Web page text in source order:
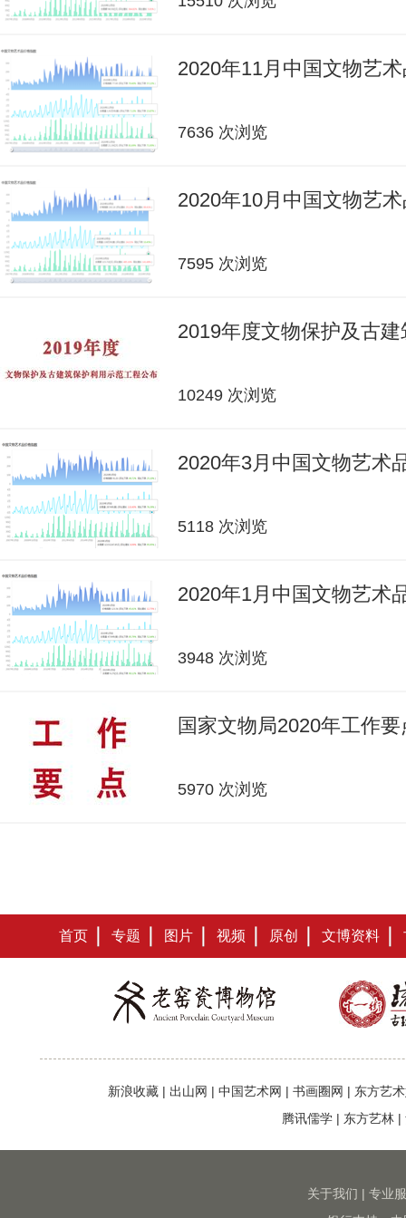
2020年11月中国文物艺
7636 次浏览
2020年10月中国文物艺
7595 次浏览
2019年度文物保护及古
10249 次浏览
2020年3月中国文物艺术
5118 次浏览
2020年1月中国文物艺术
3948 次浏览
国家文物局2020年工作要
5970 次浏览
首页 专题 图片 视频 原创 文博资料
新浪收藏 | 出山网 | 中国艺术网 | 书画圈网 | 东方艺
腾讯儒学 | 东方艺林 |
关于我们 | 专业